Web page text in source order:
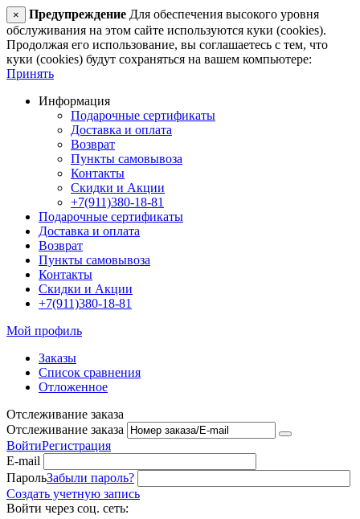
× Предупреждение Для обеспечения высокого уровня
обслуживания на этом сайте используются куки (cookies).
Продолжая его использование, вы соглашаетесь с тем, что
куки (cookies) будут сохраняться на вашем компьютере:
Принять
Информация
Подарочные сертификаты
Доставка и оплата
Возврат
Пункты самовывоза
Контакты
Скидки и Акции
+7(911)380-18-81
Подарочные сертификаты
Доставка и оплата
Возврат
Пункты самовывоза
Контакты
Скидки и Акции
+7(911)380-18-81
Мой профиль
Заказы
Список сравнения
Отложенное
Отслеживание заказа
Отслеживание заказа
ВойтиРегистрация
E-mail
ПарольЗабыли пароль?
Создать учетную запись
Войти через соц. сеть: